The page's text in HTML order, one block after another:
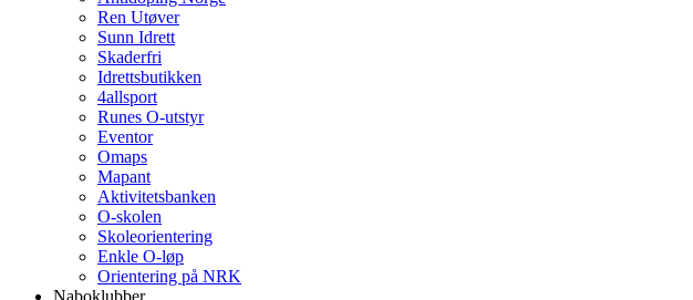
Ren Utøver
Sunn Idrett
Skaderfri
Idrettsbutikken
4allsport
Runes O-utstyr
Eventor
Omaps
Mapant
Aktivitetsbanken
O-skolen
Skoleorientering
Enkle O-løp
Orientering på NRK
Naboklubber